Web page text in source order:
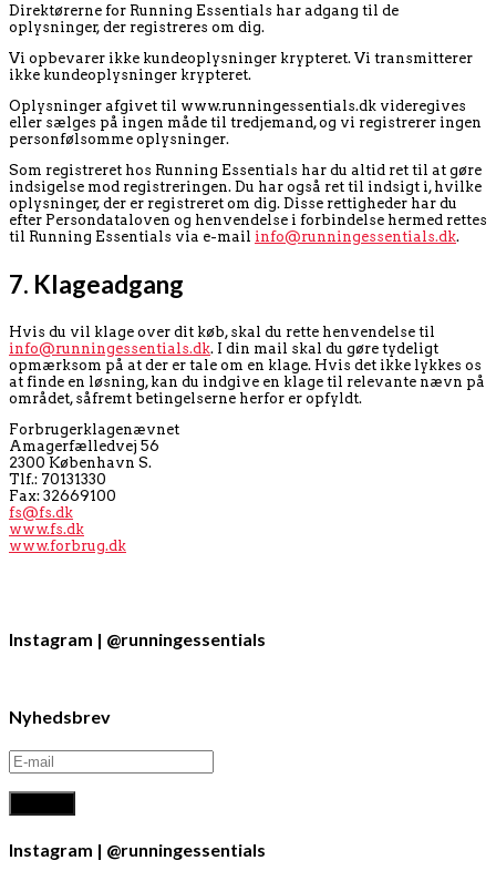
Direktørerne for Running Essentials har adgang til de
oplysninger, der registreres om dig.
Vi opbevarer ikke kundeoplysninger krypteret. Vi transmitterer
ikke kundeoplysninger krypteret.
Oplysninger afgivet til www.runningessentials.dk videregives
eller sælges på ingen måde til tredjemand, og vi registrerer ingen
personfølsomme oplysninger.
Som registreret hos Running Essentials har du altid ret til at gøre
indsigelse mod registreringen. Du har også ret til indsigt i, hvilke
oplysninger, der er registreret om dig. Disse rettigheder har du
efter Persondataloven og henvendelse i forbindelse hermed rettes
til Running Essentials via e-mail info@runningessentials.dk.
7. Klageadgang
Hvis du vil klage over dit køb, skal du rette henvendelse til
info@runningessentials.dk. I din mail skal du gøre tydeligt
opmærksom på at der er tale om en klage. Hvis det ikke lykkes os
at finde en løsning, kan du indgive en klage til relevante nævn på
området, såfremt betingelserne herfor er opfyldt.
Forbrugerklagenævnet
Amagerfælledvej 56
2300 København S.
Tlf.: 70131330
Fax: 32669100
fs@fs.dk
www.fs.dk
www.forbrug.dk
Instagram | @runningessentials
Nyhedsbrev
Instagram | @runningessentials